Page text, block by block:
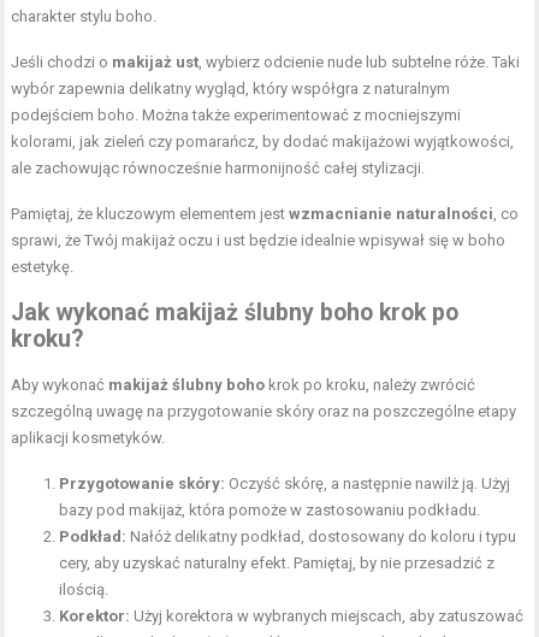
charakter stylu boho.
Jeśli chodzi o makijaż ust , wybierz odcienie nude lub subtelne róże. Taki
wybór zapewnia delikatny wygląd, który współgra z naturalnym
podejściem boho. Można także experimentować z mocniejszymi
kolorami, jak zieleń czy pomarańcz, by dodać makijażowi wyjątkowości,
ale zachowując równocześnie harmonijność całej stylizacji.
Pamiętaj, że kluczowym elementem jestwzmacnianie naturalności , co
sprawi, że Twój makijaż oczu i ust będzie idealnie wpisywał się w boho
estetykę.
Jak wykonać makijaż ślubny boho krok po
kroku?
Aby wykonać makijaż ślubny boho krok po kroku, należy zwrócić
szczególną uwagę na przygotowanie skóry oraz na poszczególne etapy
aplikacji kosmetyków.
Przygotowanie skóry: Oczyść skórę, a następnie nawilż ją. Użyj
bazy pod makijaż, która pomoże w zastosowaniu podkładu.
Podkład: Nałóż delikatny podkład, dostosowany do koloru i typu
cery, aby uzyskać naturalny efekt. Pamiętaj, by nie przesadzić z
ilością.
Korektor: Użyj korektora w wybranych miejscach, aby zatuszować